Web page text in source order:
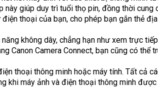
giúp duy trì tuổi thọ pin, đồng thời cung
thoại của bạn, cho phép bạn gắn thẻ
không dây, chẳng hạn như xem trực
Canon Camera Connect, bạn cũng có thể
thoại thông minh hoặc máy tính. Tất cả
khi máy ảnh và điện thoại thông minh